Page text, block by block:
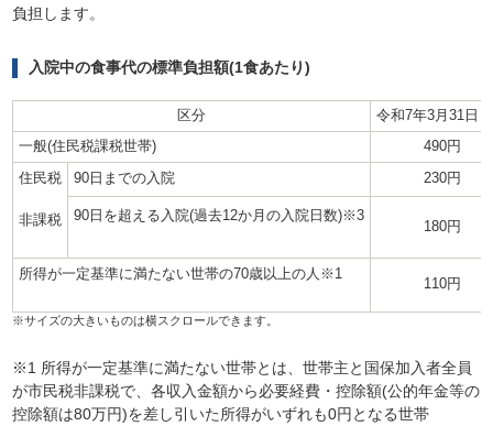
負担します。
入院中の食事代の標準負担額(1食あたり)
区分
令和7年3月31日
一般(住民税課税世帯)
490円
住民税
非課税
90日までの入院 230円
90日を超える入院(過去12か月の入院日数)※3
180円
所得が一定基準に満たない世帯の70歳以上の人※1
110円
※1 所得が一定基準に満たない世帯とは、世帯主と国保加入者全員
が市民税非課税で、各収入金額から必要経費・控除額(公的年金等の
控除額は80万円)を差し引いた所得がいずれも0円となる世帯